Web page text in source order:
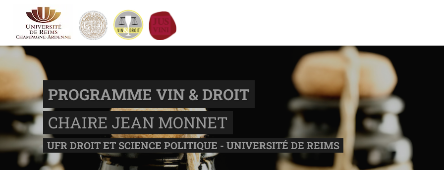
PROGRAMME VIN & DROIT
CHAIRE JEAN MONNET
UFR DROIT ET SCIENCE POLITIQUE - UNIVERSITÉ DE REIMS